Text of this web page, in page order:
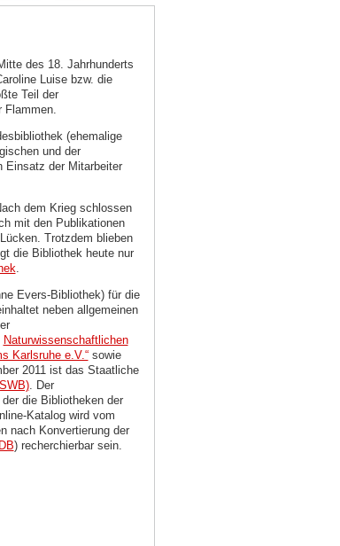
des 18. Jahrhunderts
Luise bzw. die
Teil der
Flammen.
(ehemalige
und der
Einsatz der Mitarbeiter
dem Krieg schlossen
mit den Publikationen
Trotzdem blieben
die Bibliothek heute nur
.
Evers-Bibliothek) für die
neben allgemeinen
Naturwissenschaftlichen
Karlsruhe e.V.“sowie
2011 ist das Staatliche
. Der
die Bibliotheken der
Katalog wird vom
nach Konvertierung der
) recherchierbar sein.